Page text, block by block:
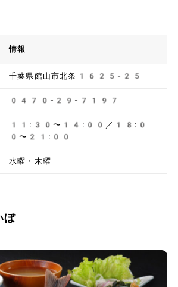
情報
千葉県館山市北条1625-25
0470-29-7197
11:30〜14:00／18:0
0〜21:00
水曜・木曜
ぼ